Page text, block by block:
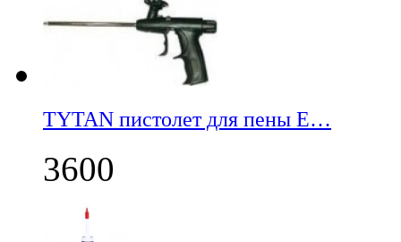
TYTAN пистолет для пены E…
3600